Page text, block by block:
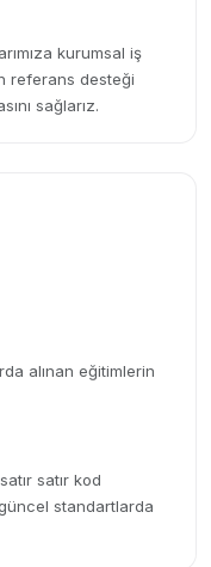
kurumsal iş
referans desteği
sağlarız.
alınan eğitimlerin
satır kod
standartlarda